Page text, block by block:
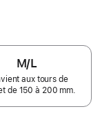
M/L
aux tours de
de 150 à 200 mm.